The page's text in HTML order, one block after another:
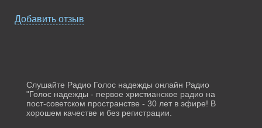
Добавить отзыв
Слушайте Радио Голос надежды онлайн Радио
"Голос надежды - первое христианское радио на
пост-советском пространстве - 30 лет в эфире! В
хорошем качестве и без регистрации.